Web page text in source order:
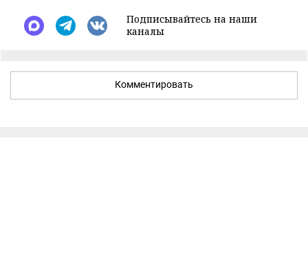
Подписывайтесь на наши
каналы
Комментировать